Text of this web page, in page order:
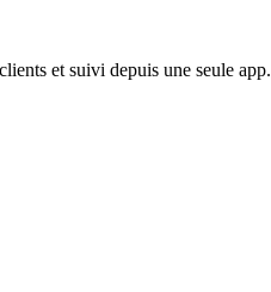
et suivi depuis une seule app.